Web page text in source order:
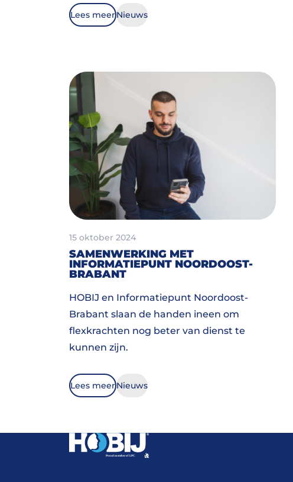
Lees meerNieuws
15 oktober 2024
SAMENWERKING MET
INFORMATIEPUNT NOORDOOST-
BRABANT
HOBIJ en Informatiepunt Noordoost-
Brabant slaan de handen ineen om
flexkrachten nog beter van dienst te
kunnen zijn.
Lees meerNieuws